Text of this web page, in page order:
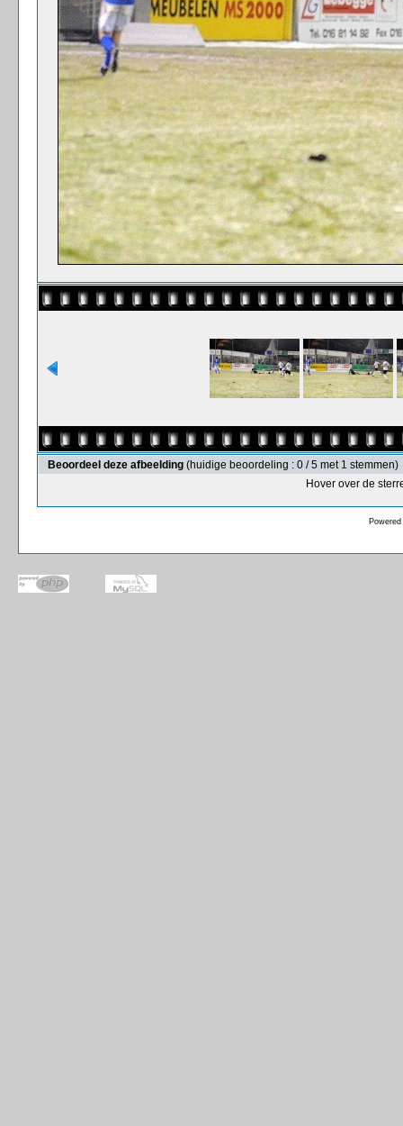
Beoordeel deze afbeelding (huidige beoordeling : 0 / 5 met 1 stemmen)
Hover over de